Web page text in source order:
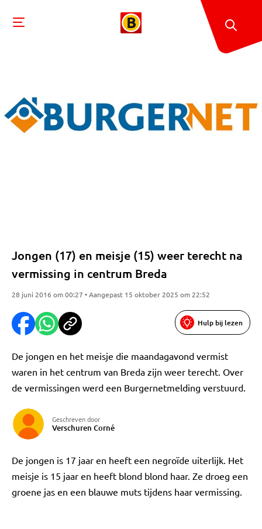
Jongen (17) en meisje (15) weer terecht na
vermissing in centrum Breda
28 juni 2016 om 00:27 • Aangepast 15 oktober 2025 om 22:52
Hulp bij lezen
De jongen en het meisje die maandagavond vermist
waren in het centrum van Breda zijn weer terecht. Over
de vermissingen werd een Burgernetmelding verstuurd.
Geschreven door
Verschuren Corné
De jongen is 17 jaar en heeft een negroïde uiterlijk. Het
meisje is 15 jaar en heeft blond blond haar. Ze droeg een
groene jas en een blauwe muts tijdens haar vermissing.